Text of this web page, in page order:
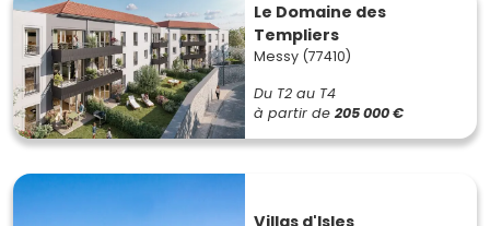
Le Domaine des
Templiers
Messy (77410)
Du T2 au T4
à partir de 205 000 €
Villas d'Isles